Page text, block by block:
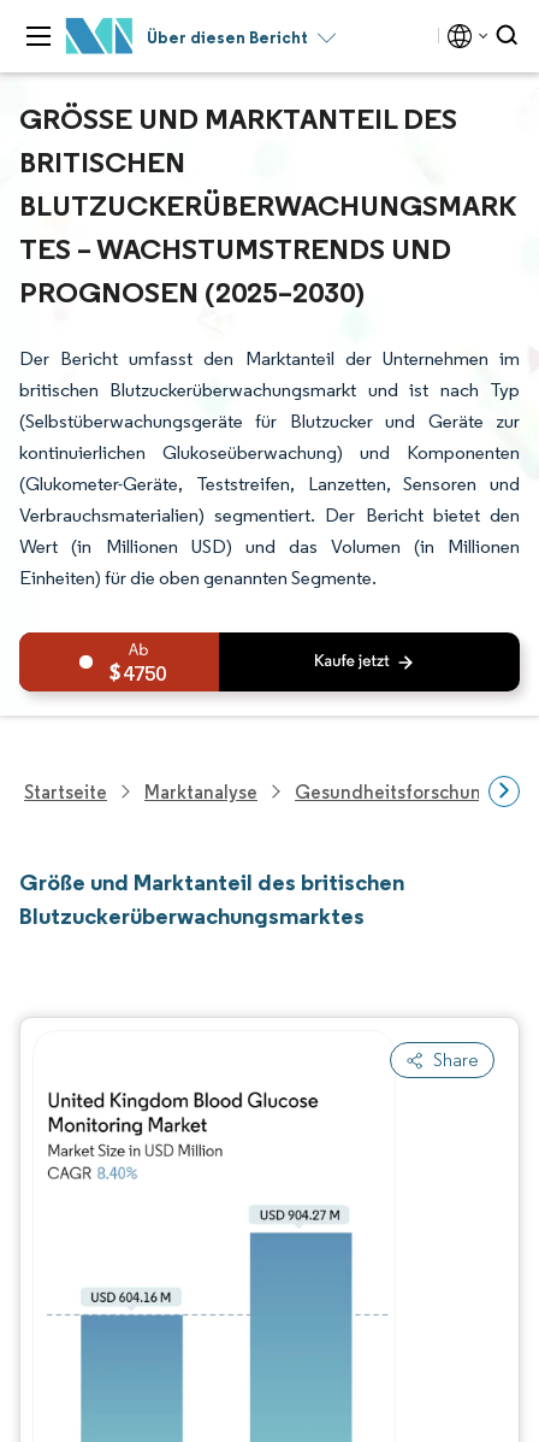
Über diesen Bericht
GRÖSSE UND MARKTANTEIL DES B
RITISCHEN B
LUTZUCKERÜBERWACHUNGSMARKT
ES – WACHSTUMSTRENDS UND P
ROGNOSEN (2025–2030)
Der Bericht umfasst den Marktanteil der Unternehmen im
britischen Blutzuckerüberwachungsmarkt und ist nach Typ
(Selbstüberwachungsgeräte für Blutzucker und Geräte zur
kontinuierlichen Glukoseüberwachung) und Komponenten
(Glukometer-Geräte, Teststreifen, Lanzetten, Sensoren und
Verbrauchsmaterialien) segmentiert. Der Bericht bietet den
Wert (in Millionen USD) und das Volumen (in Millionen
Einheiten) für die oben genannten Segmente.
4750
Startseite Marktanalyse Gesundheitsforschung
Größe und Marktanteil des britischen
Blutzuckerüberwachungsmarktes
Share